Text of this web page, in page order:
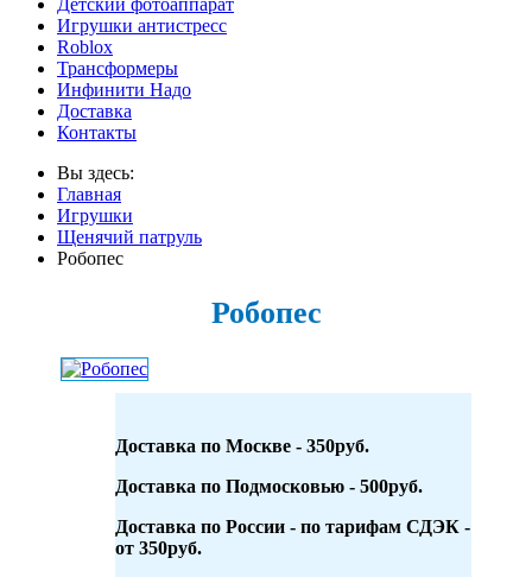
Детский фотоаппарат
Игрушки антистресс
Roblox
Трансформеры
Инфинити Надо
Доставка
Контакты
Вы здесь:
Главная
Игрушки
Щенячий патруль
Робопес
Робопес
Доставка по Москве - 350руб.
Доставка по Подмосковью - 500руб.
Доставка по России - по тарифам СДЭК -
от 350руб.